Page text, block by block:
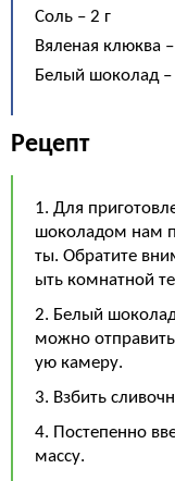
Соль – 2 г
Вяленая клюква
Белый шоколад –
Рецепт
1. Для
шоколадом нам
ты. Обратите
ыть комнатной
2. Белый
можно
ую камеру.
3. Взбить
4. Постепенно
массу.